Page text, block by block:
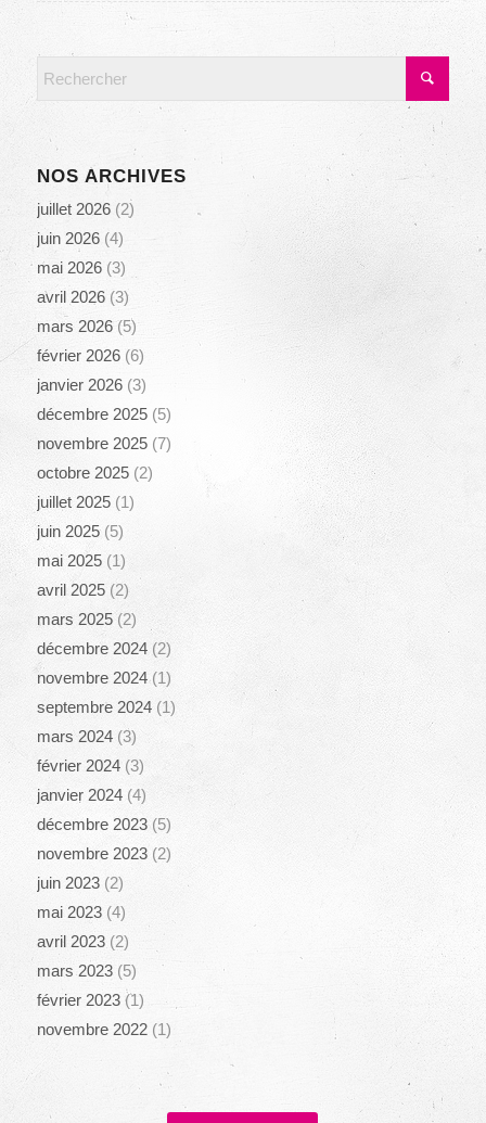
NOS ARCHIVES
juillet 2026(2)
juin 2026(4)
mai 2026(3)
avril 2026(3)
mars 2026(5)
février 2026(6)
janvier 2026(3)
décembre 2025(5)
novembre 2025(7)
octobre 2025(2)
juillet 2025(1)
juin 2025(5)
mai 2025(1)
avril 2025(2)
mars 2025(2)
décembre 2024(2)
novembre 2024(1)
septembre 2024(1)
mars 2024(3)
février 2024(3)
janvier 2024(4)
décembre 2023(5)
novembre 2023(2)
juin 2023(2)
mai 2023(4)
avril 2023(2)
mars 2023(5)
février 2023(1)
novembre 2022(1)